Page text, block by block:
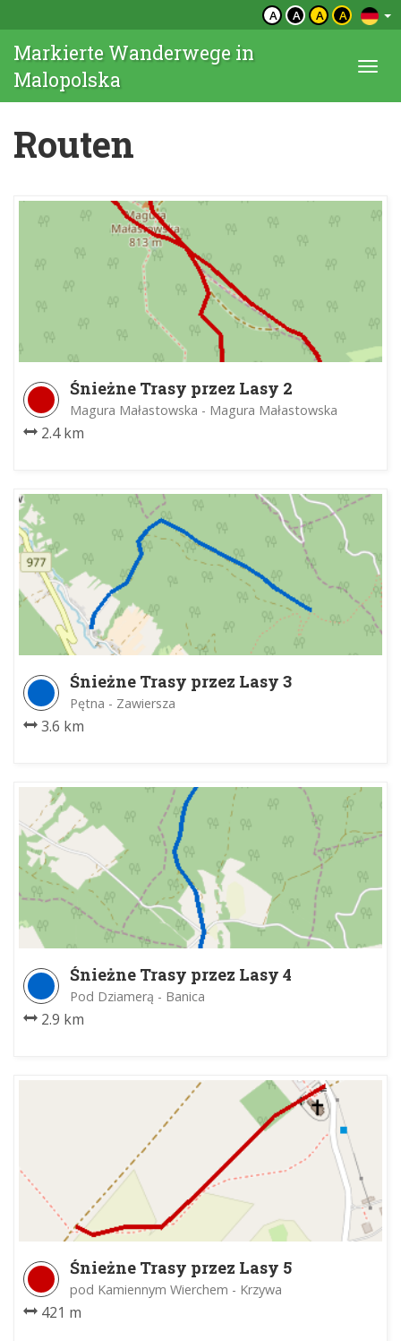
A A A A
Markierte Wanderwege in
Malopolska
Routen
Śnieżne Trasy przez Lasy 2
Magura Małastowska - Magura Małastowska
2.4 km
Śnieżne Trasy przez Lasy 3
Pętna - Zawiersza
3.6 km
Śnieżne Trasy przez Lasy 4
Pod Dziamerą - Banica
2.9 km
Śnieżne Trasy przez Lasy 5
pod Kamiennym Wierchem - Krzywa
421 m